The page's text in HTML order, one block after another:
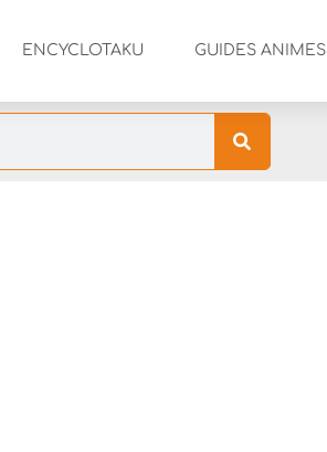
ENCYCLOTAKU GUIDES ANIMES